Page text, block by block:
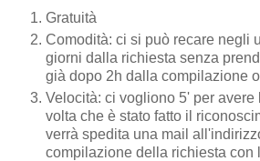
Gratuità
Comodità: ci si può recare negli
giorni dalla richiesta senza
già dopo 2h dalla compilazione
Velocità: ci vogliono 5' per avere
volta che è stato fatto il
verrà spedita una mail
compilazione della richiesta con